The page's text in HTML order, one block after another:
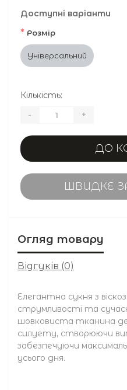
Доступні варіанти
* Розмір
Універсальний
Кількість:
- +
ДО
ШВИДКЕ
Огляд товару
Відгуків (0)
Елегантна сукня з
струмливості та
шовковиста тканина
силуету, створюючи
забезпечуючи
усього дня.